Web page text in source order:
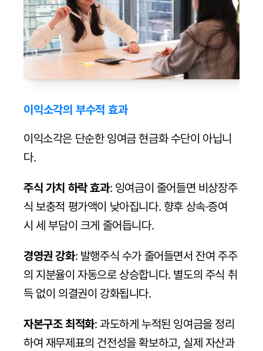
이익소각의 부수적 효과
이익소각은 단순한 잉여금 현금화 수단이 아닙니
다.
주식 가치 하락 효과: 잉여금이 줄어들면 비상장주
식 보충적 평가액이 낮아집니다. 향후 상속·증여
시 세 부담이 크게 줄어듭니다.
경영권 강화: 발행주식 수가 줄어들면서 잔여 주주
의 지분율이 자동으로 상승합니다. 별도의 주식 취
득 없이 의결권이 강화됩니다.
자본구조 최적화: 과도하게 누적된 잉여금을 정리
하여 재무제표의 건전성을 확보하고, 실제 자산과